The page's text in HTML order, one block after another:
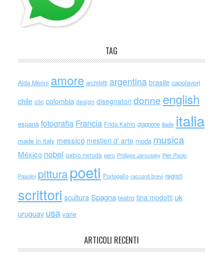
TAG
Alda Merini amore architetti argentina brasile capolavori
chile cile colombia design disegnatori donne english
espana fotografia Francia Frida Kahlo giappone iliade italia
made in italy messico mestieri d' arte moda musica
México nobel pablo neruda perù Philippe Jaroussky Pier Paolo
Pasolini pitturapoeti Portogallo racconti brevi registi
scrittori scultura Spagna teatro tina modotti uk
uruguay usa varie
ARTICOLI RECENTI